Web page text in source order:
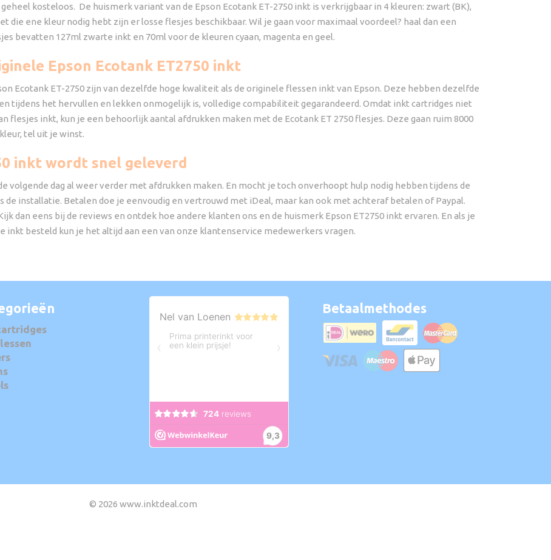
kosteloos. De huismerk variant van de Epson Ecotank ET-2750 inkt is verkrijgbaar in 4 kleuren: zwart (BK),
die ene kleur nodig hebt zijn er losse flesjes beschikbaar. Wil je gaan voor maximaal voordeel? haal dan een
bevatten 127ml zwarte inkt en 70ml voor de kleuren cyaan, magenta en geel.
Epson Ecotank ET2750 inkt
Ecotank ET-2750 zijn van dezelfde hoge kwaliteit als de originele flessen inkt van Epson. Deze hebben dezelfde
tijdens het hervullen en lekken onmogelijk is, volledige compabiliteit gegarandeerd. Omdat inkt cartridges niet
flesjes inkt, kun je een behoorlijk aantal afdrukken maken met de Ecotank ET 2750 flesjes. Deze gaan ruim 8000
tel uit je winst.
inkt wordt snel geleverd
volgende dag al weer verder met afdrukken maken. En mocht je toch onverhoopt hulp nodig hebben tijdens de
de installatie. Betalen doe je eenvoudig en vertrouwd met iDeal, maar kan ook met achteraf betalen of Paypal.
dan eens bij de reviews en ontdek hoe andere klanten ons en de huismerk Epson ET2750 inkt ervaren. En als je
inkt besteld kun je het altijd aan een van onze klantenservice medewerkers vragen.
Betaalmethodes
© 2026 www.inktdeal.com